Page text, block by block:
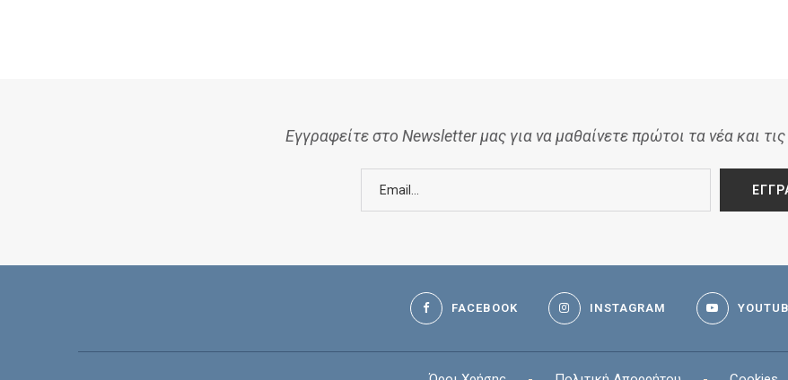
Εγγραφείτε στο Newsletter μας για να μαθαίνετε πρώτοι τα νέα και
FACEBOOK INSTAGRAM